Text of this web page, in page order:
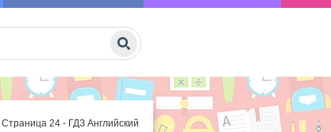
Страница 24 - ГДЗ Английский